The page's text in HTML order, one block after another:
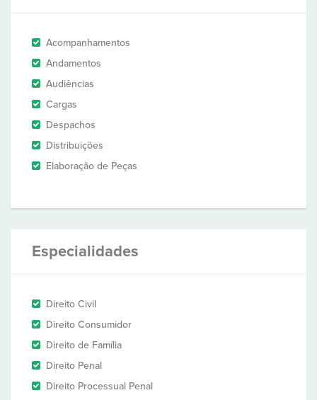
Acompanhamentos
Andamentos
Audiências
Cargas
Despachos
Distribuições
Elaboração de Peças
Especialidades
Direito Civil
Direito Consumidor
Direito de Família
Direito Penal
Direito Processual Penal